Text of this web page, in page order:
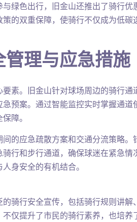
绿色出行，旧金山还推出了骑行
的双重保障，使骑行不仅成为低
理与应急措施
素。旧金山针对球场周边的骑行
预案。通过智能监控实时掌握通
障。
的应急疏散方案和交通分流策略
行和步行通道，确保球迷在紧急
身安全的有机结合。
骑行安全宣传，包括骑行规则讲解
仅提升了市民的骑行素养，也培